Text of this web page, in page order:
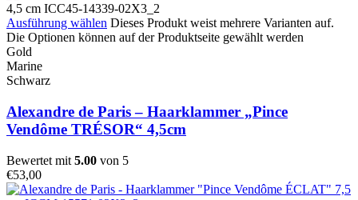
Ausführung wählen Dieses Produkt weist mehrere Varianten auf.
Die Optionen können auf der Produktseite gewählt werden
Gold
Marine
Schwarz
Alexandre de Paris – Haarklammer „Pince
Vendôme TRÉSOR“ 4,5cm
Bewertet mit 5.00 von 5
€53,00